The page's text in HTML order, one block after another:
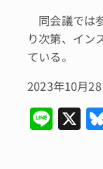
同会議では
り次第、イン
ている。
2023年10月
Li
n
X